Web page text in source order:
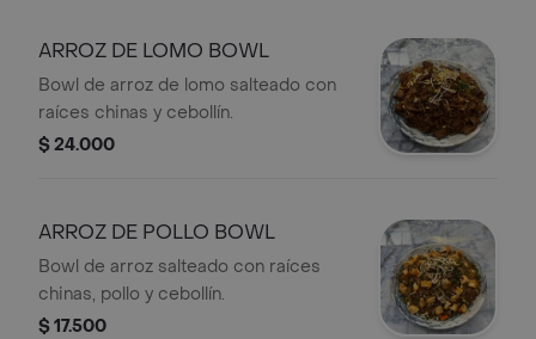
ARROZ DE LOMO BOWL
Bowl de arroz de lomo salteado con
raíces chinas y cebollín.
$ 24.000
ARROZ DE POLLO BOWL
Bowl de arroz salteado con raíces
chinas, pollo y cebollín.
$ 17.500